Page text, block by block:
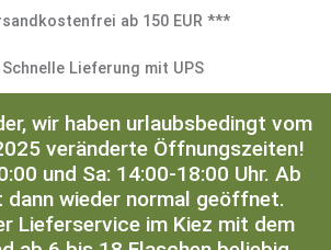
ab 150 EUR ***
Schnelle Lieferung mit UPS
wir haben urlaubsbedingt vom
veränderte Öffnungszeiten!
und Sa: 14:00-18:00 Uhr. Ab
dann wieder normal geöffnet.
Lieferservice im Kiez mit dem